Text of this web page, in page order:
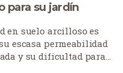
para su jardín
en suelo arcilloso es
escasa permeabilidad
y su dificultad para